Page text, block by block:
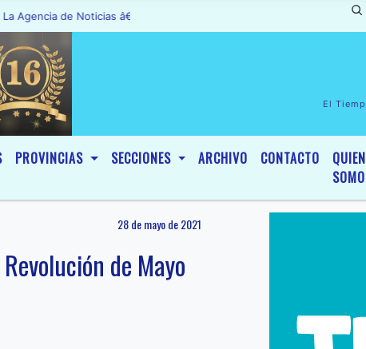
de Noticias â€œA1 Noticiasâ€, fue declarada de InterÃ©s General y
El
PROVINCIAS SECCIONES ARCHIVO CONTACTO
28 de mayo de 2021
de Mayo